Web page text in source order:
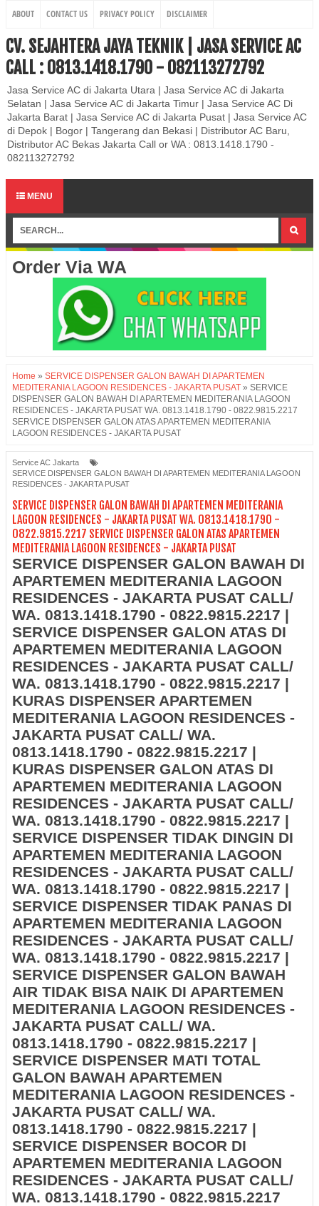
ABOUT CONTACT US PRIVACY POLICY DISCLAIMER
CV. SEJAHTERA JAYA TEKNIK | JASA SERVICE AC
CALL : 0813.1418.1790 - 082113272792
Jasa Service AC di Jakarta Utara | Jasa Service AC di Jakarta
Selatan | Jasa Service AC di Jakarta Timur | Jasa Service AC Di
Jakarta Barat | Jasa Service AC di Jakarta Pusat | Jasa Service AC
di Depok | Bogor | Tangerang dan Bekasi | Distributor AC Baru,
Distributor AC Bekas Jakarta Call or WA : 0813.1418.1790 -
082113272792
MENU
Order Via WA
Home » SERVICE DISPENSER GALON BAWAH DI APARTEMEN
MEDITERANIA LAGOON RESIDENCES - JAKARTA PUSAT » SERVICE
DISPENSER GALON BAWAH DI APARTEMEN MEDITERANIA LAGOON
RESIDENCES - JAKARTA PUSAT WA. 0813.1418.1790 - 0822.9815.2217
SERVICE DISPENSER GALON ATAS APARTEMEN MEDITERANIA
LAGOON RESIDENCES - JAKARTA PUSAT
Service AC Jakarta
SERVICE DISPENSER GALON BAWAH DI APARTEMEN MEDITERANIA LAGOON
RESIDENCES - JAKARTA PUSAT
SERVICE DISPENSER GALON BAWAH DI APARTEMEN MEDITERANIA
LAGOON RESIDENCES - JAKARTA PUSAT WA. 0813.1418.1790 -
0822.9815.2217 SERVICE DISPENSER GALON ATAS APARTEMEN
MEDITERANIA LAGOON RESIDENCES - JAKARTA PUSAT
SERVICE DISPENSER GALON BAWAH DI
APARTEMEN MEDITERANIA LAGOON
RESIDENCES - JAKARTA PUSAT CALL/
WA. 0813.1418.1790 - 0822.9815.2217 |
SERVICE DISPENSER GALON ATAS DI
APARTEMEN MEDITERANIA LAGOON
RESIDENCES - JAKARTA PUSAT CALL/
WA. 0813.1418.1790 - 0822.9815.2217 |
KURAS DISPENSER APARTEMEN
MEDITERANIA LAGOON RESIDENCES -
JAKARTA PUSAT CALL/ WA.
0813.1418.1790 - 0822.9815.2217 |
KURAS DISPENSER GALON ATAS DI
APARTEMEN MEDITERANIA LAGOON
RESIDENCES - JAKARTA PUSAT CALL/
WA. 0813.1418.1790 - 0822.9815.2217 |
SERVICE DISPENSER TIDAK DINGIN DI
APARTEMEN MEDITERANIA LAGOON
RESIDENCES - JAKARTA PUSAT CALL/
WA. 0813.1418.1790 - 0822.9815.2217 |
SERVICE DISPENSER TIDAK PANAS DI
APARTEMEN MEDITERANIA LAGOON
RESIDENCES - JAKARTA PUSAT CALL/
WA. 0813.1418.1790 - 0822.9815.2217 |
SERVICE DISPENSER GALON BAWAH
AIR TIDAK BISA NAIK DI APARTEMEN
MEDITERANIA LAGOON RESIDENCES -
JAKARTA PUSAT CALL/ WA.
0813.1418.1790 - 0822.9815.2217 |
SERVICE DISPENSER MATI TOTAL
GALON BAWAH APARTEMEN
MEDITERANIA LAGOON RESIDENCES -
JAKARTA PUSAT CALL/ WA.
0813.1418.1790 - 0822.9815.2217 |
SERVICE DISPENSER BOCOR DI
APARTEMEN MEDITERANIA LAGOON
RESIDENCES - JAKARTA PUSAT CALL/
WA. 0813.1418.1790 - 0822.9815.2217